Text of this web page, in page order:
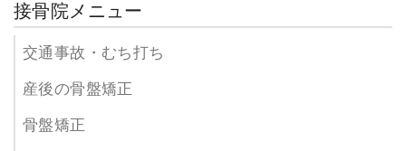
接骨院メニュー
交通事故・むち打ち
産後の骨盤矯正
骨盤矯正